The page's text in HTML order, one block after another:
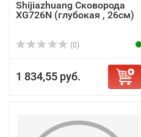
Shijiazhuang Сковорода
XG726N (глубокая , 26см)
(0)
1 834,55 руб.